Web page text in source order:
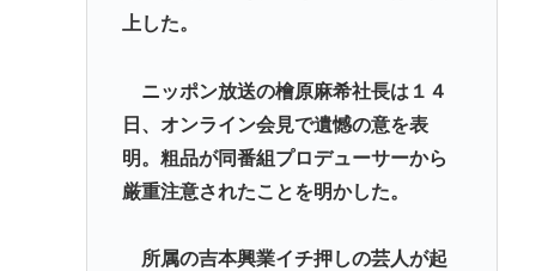
上した。
ニッポン放送の檜原麻希社長は１４
日、オンライン会見で遺憾の意を表
明。粗品が同番組プロデューサーから
厳重注意されたことを明かした。
所属の吉本興業イチ押しの芸人が起